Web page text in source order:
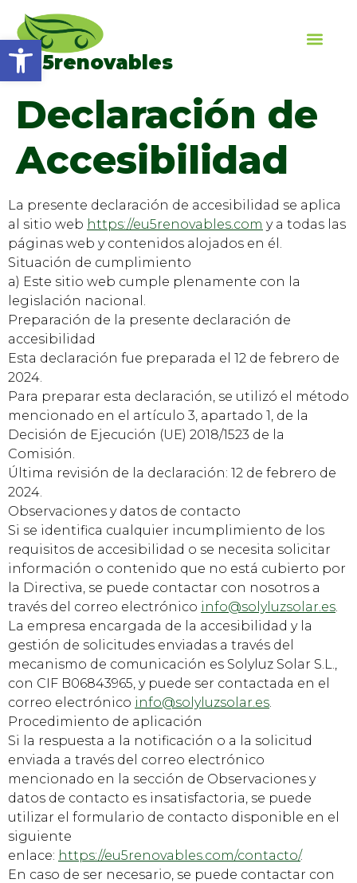
Open toolbar
Eu5renovables
Declaración de
Accesibilidad
La presente declaración de accesibilidad se aplica
al sitio web https://eu5renovables.com y a todas las
páginas web y contenidos alojados en él.
Situación de cumplimiento
a) Este sitio web cumple plenamente con la
legislación nacional.
Preparación de la presente declaración de
accesibilidad
Esta declaración fue preparada el 12 de febrero de
2024.
Para preparar esta declaración, se utilizó el método
mencionado en el artículo 3, apartado 1, de la
Decisión de Ejecución (UE) 2018/1523 de la
Comisión.
Última revisión de la declaración: 12 de febrero de
2024.
Observaciones y datos de contacto
Si se identifica cualquier incumplimiento de los
requisitos de accesibilidad o se necesita solicitar
información o contenido que no está cubierto por
la Directiva, se puede contactar con nosotros a
través del correo electrónico info@solyluzsolar.es.
La empresa encargada de la accesibilidad y la
gestión de solicitudes enviadas a través del
mecanismo de comunicación es Solyluz Solar S.L.,
con CIF B06843965, y puede ser contactada en el
correo electrónico info@solyluzsolar.es.
Procedimiento de aplicación
Si la respuesta a la notificación o a la solicitud
enviada a través del correo electrónico
mencionado en la sección de Observaciones y
datos de contacto es insatisfactoria, se puede
utilizar el formulario de contacto disponible en el
siguiente
enlace: https://eu5renovables.com/contacto/.
En caso de ser necesario, se puede contactar con